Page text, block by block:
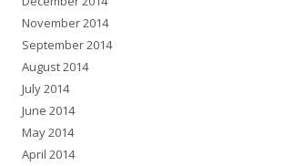
November 2014
September 2014
August 2014
July 2014
June 2014
May 2014
April 2014